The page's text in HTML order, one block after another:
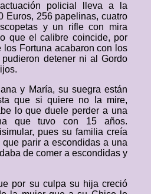
policial lleva a la
Euros, 256 papelinas, cuatro
y un rifle con mira
que el calibre coincide, por
los Fortuna acabaron con los
detener ni al Gordo
y María, su suegra están
que si quiere no la mire,
lo que duele perder a una
que tuvo con 15 años.
pues su familia creía
parir a escondidas a una
de comer a escondidas y
por su culpa su hija creció